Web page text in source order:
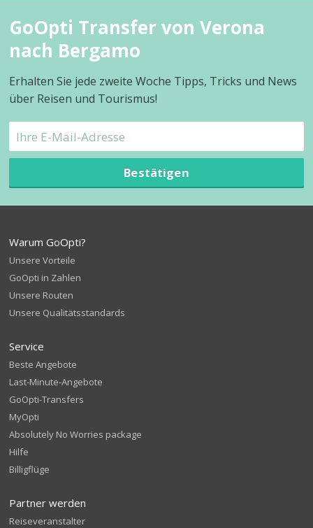
GoOpti Transfer von Verona
nach Bergamo
Erhalten Sie jede zweite Woche Tipps, Tricks und News
über Reisen und Tourismus!
Bestätigen
Warum GoOpti?
Unsere Vorteile
GoOpti in Zahlen
Unsere Routen
Unsere Qualitätsstandards
Service
Beste Angebote
Last-Minute-Angebote
GoOpti-Transfers
MyOpti
Absolutely No Worries package
Hilfe
Billigflüge
Partner werden
Reiseveranstalter